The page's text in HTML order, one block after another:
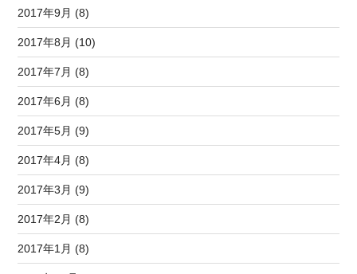
2017年9月 (8)
2017年8月 (10)
2017年7月 (8)
2017年6月 (8)
2017年5月 (9)
2017年4月 (8)
2017年3月 (9)
2017年2月 (8)
2017年1月 (8)